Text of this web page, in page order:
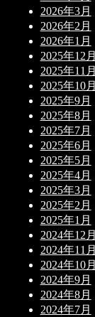
2026年3月
2026年2月
2026年1月
2025年12月
2025年11月
2025年10月
2025年9月
2025年8月
2025年7月
2025年6月
2025年5月
2025年4月
2025年3月
2025年2月
2025年1月
2024年12月
2024年11月
2024年10月
2024年9月
2024年8月
2024年7月